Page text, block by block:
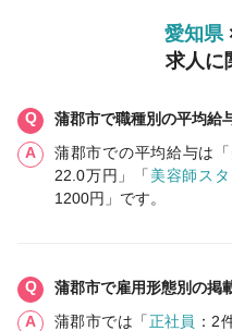
愛知県
求人に
蒲郡市で職種別の平均給
蒲郡市での平均給与は「
22.0万円」「 美容師ス
1200円」です。
蒲郡市で雇用形態別の掲
蒲郡市では「正社員 ：2